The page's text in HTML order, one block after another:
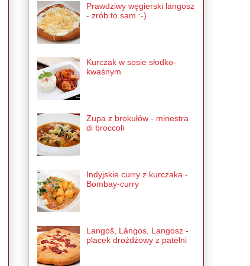
Prawdziwy węgierski langosz
- zrób to sam :-)
Kurczak w sosie słodko-
kwaśnym
Zupa z brokułów - minestra
di broccoli
Indyjskie curry z kurczaka -
Bombay-curry
Langoš, Lángos, Langosz -
placek drożdżowy z patelni